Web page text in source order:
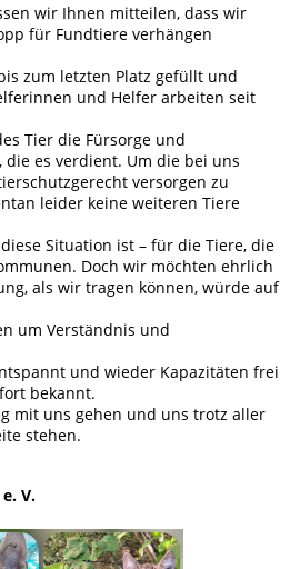
wir Ihnen mitteilen, dass wir
für Fundtiere verhängen
zum letzten Platz gefüllt und
und Helfer arbeiten seit
Tier die Fürsorge und
es verdient. Um die bei uns
versorgen zu
leider keine weiteren Tiere
Situation ist – für die Tiere, die
Doch wir möchten ehrlich
als wir tragen können, würde auf
um Verständnis und
und wieder Kapazitäten frei
bekannt.
mit uns gehen und uns trotz aller
stehen.
V.